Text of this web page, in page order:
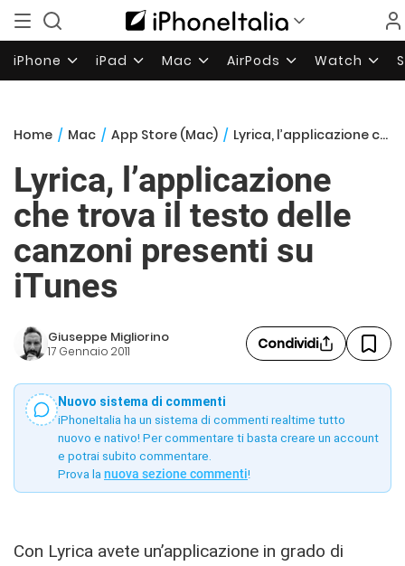
iPhone iPad Mac AirPods Watch
Home / Mac / App Store (Mac) / Lyrica, l’applicazione che trova il testo delle canzoni presenti su iTunes
Lyrica, l’applicazione
che trova il testo delle
canzoni presenti su
iTunes
Giuseppe Migliorino
17 Gennaio 2011 Condividi
Nuovo sistema di commenti
iPhoneItalia ha un sistema di commenti realtime tutto
nuovo e nativo! Per commentare ti basta creare un account
e potrai subito commentare.
Prova la nuova sezione commenti!
Con Lyrica avete un’applicazione in grado di